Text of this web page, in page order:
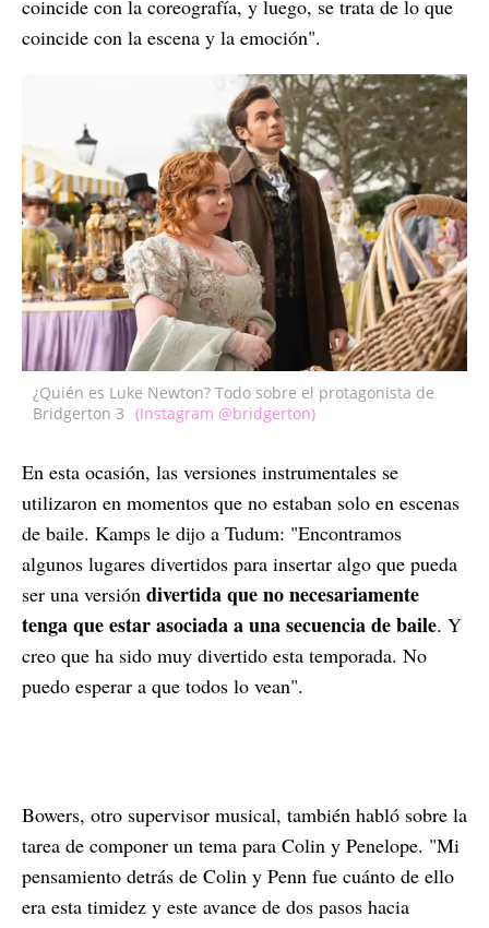
coincide con la coreografía, y luego, se trata de lo que
coincide con la escena y la emoción".
¿Quién es Luke Newton? Todo sobre el protagonista de
Bridgerton 3 (Instagram @bridgerton)
En esta ocasión, las versiones instrumentales se
utilizaron en momentos que no estaban solo en escenas
de baile. Kamps le dijo a Tudum: "Encontramos
algunos lugares divertidos para insertar algo que pueda
ser una versión divertida que no necesariamente
tenga que estar asociada a una secuencia de baile. Y
creo que ha sido muy divertido esta temporada. No
puedo esperar a que todos lo vean".
Bowers, otro supervisor musical, también habló sobre la
tarea de componer un tema para Colin y Penelope. "Mi
pensamiento detrás de Colin y Penn fue cuánto de ello
era esta timidez y este avance de dos pasos hacia